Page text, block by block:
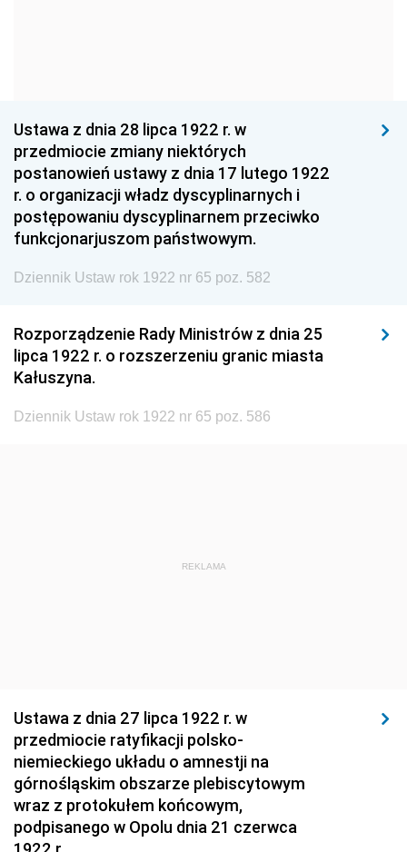
1951 1950
1948 1947 1946
1945 1944 1939
1938 1937
1935 1934
1929 1928 1927
1926
1923 1922
Ustawa z dnia 28 lipca 1922 r. w
przedmiocie zmiany niektórych
postanowień ustawy z dnia 17 lutego 1922
r. o organizacji władz dyscyplinarnych i
postępowaniu dyscyplinarnem przeciwko
funkcjonarjuszom państwowym.
Dziennik Ustaw rok 1922 nr 65 poz. 582
Rozporządzenie Rady Ministrów z dnia 25
lipca 1922 r. o rozszerzeniu granic miasta
Kałuszyna.
Dziennik Ustaw rok 1922 nr 65 poz. 586
REKLAMA
Ustawa z dnia 27 lipca 1922 r. w
przedmiocie ratyfikacji polsko-
niemieckiego układu o amnestji na
górnośląskim obszarze plebiscytowym
wraz z protokułem końcowym,
podpisanego w Opolu dnia 21 czerwca